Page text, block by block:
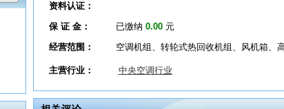
资料认证：
保 证 金：
已缴纳 0.00元
经营范围：
空调机组、转轮式热回收机组、风机箱、
主营行业： 中央空调行业